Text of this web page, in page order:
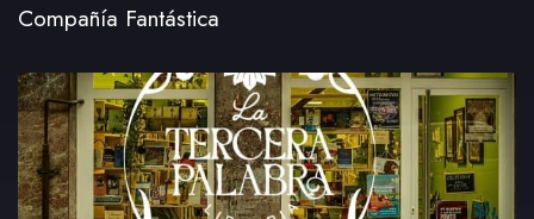
Compañía Fantástica